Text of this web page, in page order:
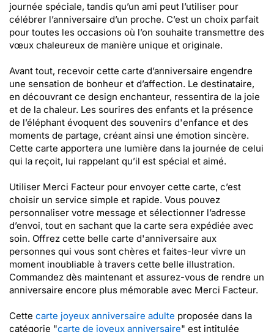
journée spéciale, tandis qu’un ami peut l’utiliser pour
célébrer l’anniversaire d’un proche. C’est un choix parfait
pour toutes les occasions où l’on souhaite transmettre des
vœux chaleureux de manière unique et originale.
Avant tout, recevoir cette carte d’anniversaire engendre
une sensation de bonheur et d’affection. Le destinataire,
en découvrant ce design enchanteur, ressentira de la joie
et de la chaleur. Les sourires des enfants et la présence
de l’éléphant évoquent des souvenirs d'enfance et des
moments de partage, créant ainsi une émotion sincère.
Cette carte apportera une lumière dans la journée de celui
qui la reçoit, lui rappelant qu’il est spécial et aimé.
Utiliser Merci Facteur pour envoyer cette carte, c’est
choisir un service simple et rapide. Vous pouvez
personnaliser votre message et sélectionner l’adresse
d’envoi, tout en sachant que la carte sera expédiée avec
soin. Offrez cette belle carte d'anniversaire aux
personnes qui vous sont chères et faites-leur vivre un
moment inoubliable à travers cette belle illustration.
Commandez dès maintenant et assurez-vous de rendre un
anniversaire encore plus mémorable avec Merci Facteur.
Cette carte joyeux anniversaire adulte proposée dans la
catégorie "carte de joyeux anniversaire" est intitulée